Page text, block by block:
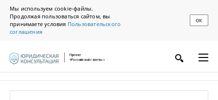
Мы используем cookie-файлы.
Продолжая пользоваться сайтом, вы
принимаете условия Пользовательского
соглашения
ОК
Проект
«Российской газеты»